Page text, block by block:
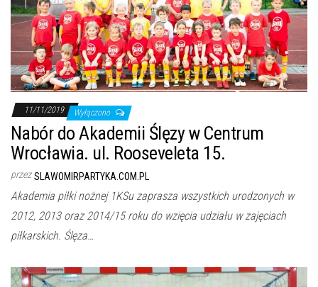
ę
11/11/2019 Wyłączono
Nabór do Akademii Ślęzy w Centrum
Wrocławia. ul. Rooseveleta 15.
przez SLAWOMIRPARTYKA.COM.PL
Akademia piłki nożnej 1KSu zaprasza wszystkich urodzonych w
2012, 2013 oraz 2014/15 roku do wzięcia udziału w zajęciach
piłkarskich. Ślęza…